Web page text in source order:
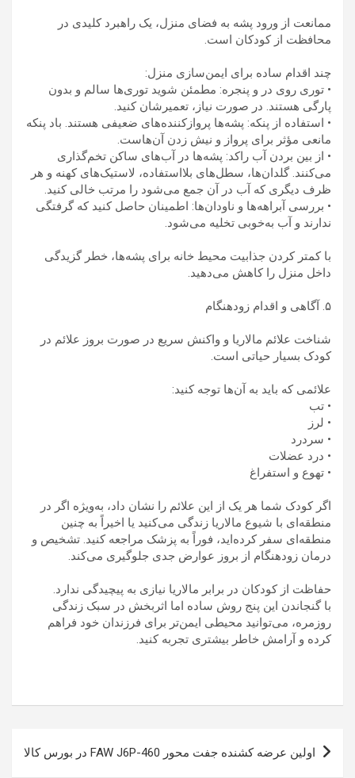
ممانعت از ورود پشه به فضای منزل، یک راهبرد کلیدی در
محافظت از کودکان است.
چند اقدام ساده برای ایمن‌سازی منزل:
• توری روی در و پنجره: مطمئن شوید توری‌ها سالم و بدون
پارگی هستند. در صورت نیاز، تعمیرشان کنید.
• استفاده از پنکه: پشه‌ها پروازکننده‌های ضعیفی هستند. باد پنکه
مانعی مؤثر برای پرواز و نیش زدن آن‌هاست.
• از بین بردن آب راکد: پشه‌ها در آب‌های ساکن تخم‌گذاری
می‌کنند. گلدان‌ها، سطل‌های بلااستفاده، لاستیک‌های کهنه و هر
ظرف دیگری که آب در آن جمع می‌شود را مرتب خالی کنید.
• بررسی آبراهه‌ها و ناودان‌ها: اطمینان حاصل کنید که گرفتگی
ندارند و آب به‌خوبی تخلیه می‌شود.
با کمتر کردن جذابیت محیط خانه برای پشه‌ها، خطر گزیدگی
داخل منزل را کاهش می‌دهید.
۵. آگاهی و اقدام زودهنگام
شناخت علائم مالاریا و واکنش سریع در صورت بروز علائم در
کودک بسیار حیاتی است.
علائمی که باید به آن‌ها توجه کنید:
• تب
• لرز
• سردرد
• درد عضلات
• تهوع و استفراغ
اگر کودک شما هر یک از این علائم را نشان داد، به‌ویژه اگر در
منطقه‌ای با شیوع مالاریا زندگی می‌کنید یا اخیراً به چنین
منطقه‌ای سفر کرده‌اید، فوراً به پزشک مراجعه کنید. تشخیص و
درمان زودهنگام از بروز عوارض جدی جلوگیری می‌کند.
حفاظت از کودکان در برابر مالاریا نیازی به پیچیدگی ندارد.
با گنجاندن این پنج روش ساده اما اثربخش در سبک زندگی
روزمره، می‌توانید محیطی ایمن‌تر برای فرزندان خود فراهم
کرده و آرامش خاطر بیشتری تجربه کنید.
راهبری
نوشته
اولین عرضه کشنده جفت محور FAW J6P-460 در بورس کالا